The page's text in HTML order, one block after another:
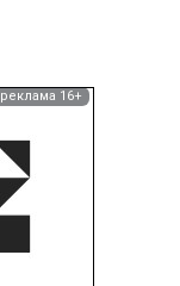
реклама 16+